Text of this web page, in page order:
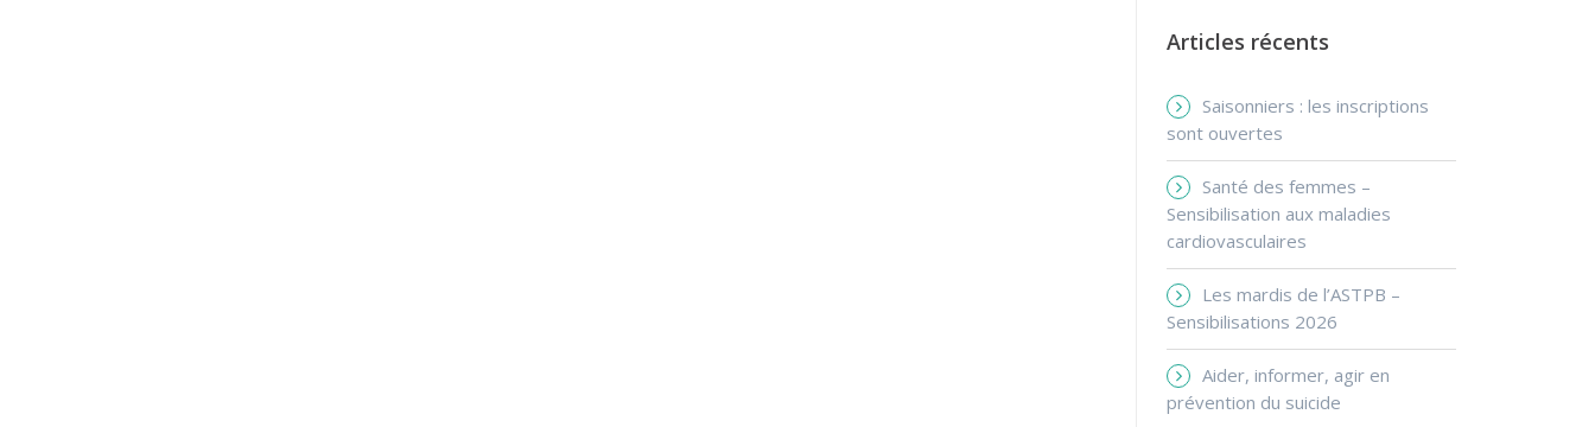
Articles récents
Saisonniers : les inscriptions
sont ouvertes
Santé des femmes –
Sensibilisation aux maladies
cardiovasculaires
Les mardis de l’ASTPB –
Sensibilisations 2026
Aider, informer, agir en
prévention du suicide